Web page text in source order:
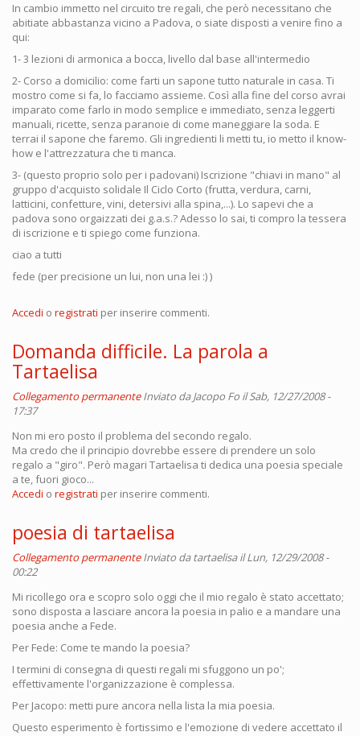
In cambio immetto nel circuito tre regali, che però necessitano che
abitiate abbastanza vicino a Padova, o siate disposti a venire fino a
qui:
1- 3 lezioni di armonica a bocca, livello dal base all'intermedio
2- Corso a domicilio: come farti un sapone tutto naturale in casa. Ti
mostro come si fa, lo facciamo assieme. Così alla fine del corso avrai
imparato come farlo in modo semplice e immediato, senza leggerti
manuali, ricette, senza paranoie di come maneggiare la soda. E
terrai il sapone che faremo. Gli ingredienti li metti tu, io metto il know-
how e l'attrezzatura che ti manca.
3- (questo proprio solo per i padovani) Iscrizione "chiavi in mano" al
gruppo d'acquisto solidale Il Ciclo Corto (frutta, verdura, carni,
latticini, confetture, vini, detersivi alla spina,...). Lo sapevi che a
padova sono orgaizzati dei g.a.s.? Adesso lo sai, ti compro la tessera
di iscrizione e ti spiego come funziona.
ciao a tutti
fede (per precisione un lui, non una lei :) )
Accedi o registrati per inserire commenti.
Domanda difficile. La parola a
Tartaelisa
Collegamento permanente Inviato daJacopo Fo il Sab, 12/27/2008 -
17:37
Non mi ero posto il problema del secondo regalo.
Ma credo che il principio dovrebbe essere di prendere un solo
regalo a "giro". Però magari Tartaelisa ti dedica una poesia speciale
a te, fuori gioco...
Accedi o registrati per inserire commenti.
poesia di tartaelisa
Collegamento permanente Inviato datartaelisail Lun, 12/29/2008 -
00:22
Mi ricollego ora e scopro solo oggi che il mio regalo è stato accettato;
sono disposta a lasciare ancora la poesia in palio e a mandare una
poesia anche a Fede.
Per Fede: Come te mando la poesia?
I termini di consegna di questi regali mi sfuggono un po';
effettivamente l'organizzazione è complessa.
Per Jacopo: metti pure ancora nella lista la mia poesia.
Questo esperimento è fortissimo e l'emozione di vedere accettato il